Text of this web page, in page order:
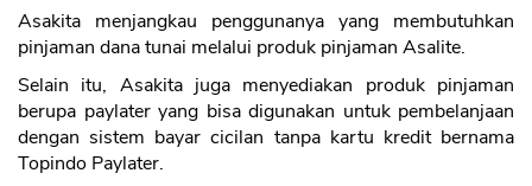
Asakita menjangkau penggunanya yang membutuhkan
pinjaman dana tunai melalui produk pinjaman Asalite.
Selain itu, Asakita juga menyediakan produk pinjaman
berupa paylater yang bisa digunakan untuk pembelanjaan
dengan sistem bayar cicilan tanpa kartu kredit bernama
Topindo Paylater.